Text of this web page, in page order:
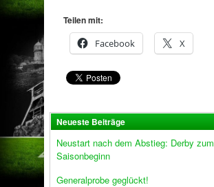
Teilen mit:
Facebook
X
Neueste Beiträge
Neustart nach dem Abstieg: Derby zum
Saisonbeginn
Generalprobe geglückt!